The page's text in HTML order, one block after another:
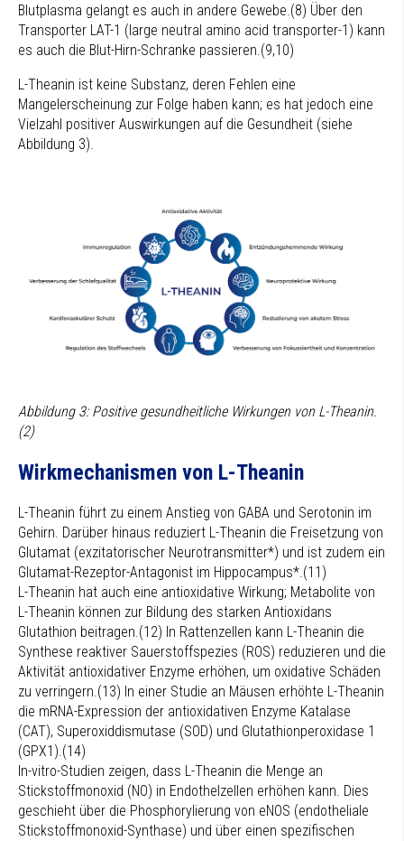
Blutplasma gelangt es auch in andere Gewebe.(8) Über den
Transporter LAT-1 (large neutral amino acid transporter-1) kann
es auch die Blut-Hirn-Schranke passieren.(9,10)
L-Theanin ist keine Substanz, deren Fehlen eine
Mangelerscheinung zur Folge haben kann; es hat jedoch eine
Vielzahl positiver Auswirkungen auf die Gesundheit (siehe
Abbildung 3).
Abbildung 3: Positive gesundheitliche Wirkungen von L-Theanin.
(2)
Wirkmechanismen von L-Theanin
L-Theanin führt zu einem Anstieg von GABA und Serotonin im
Gehirn. Darüber hinaus reduziert L-Theanin die Freisetzung von
Glutamat (exzitatorischer Neurotransmitter*) und ist zudem ein
Glutamat-Rezeptor-Antagonist im Hippocampus*.(11)
L-Theanin hat auch eine antioxidative Wirkung; Metabolite von
L-Theanin können zur Bildung des starken Antioxidans
Glutathion beitragen.(12) In Rattenzellen kann L-Theanin die
Synthese reaktiver Sauerstoffspezies (ROS) reduzieren und die
Aktivität antioxidativer Enzyme erhöhen, um oxidative Schäden
zu verringern.(13) In einer Studie an Mäusen erhöhte L-Theanin
die mRNA-Expression der antioxidativen Enzyme Katalase
(CAT), Superoxiddismutase (SOD) und Glutathionperoxidase 1
(GPX1).(14)
In-vitro-Studien zeigen, dass L-Theanin die Menge an
Stickstoffmonoxid (NO) in Endothelzellen erhöhen kann. Dies
geschieht über die Phosphorylierung von eNOS (endotheliale
Stickstoffmonoxid-Synthase) und über einen spezifischen